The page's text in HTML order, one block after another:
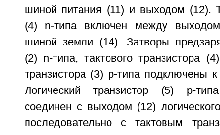
шиной питания (11) и выходом (12).
(4) n-типа включен между
шиной земли (14). Затворы
(2) n-типа, тактового транзистора
транзистора (3) р-типа подключены
Логический транзистор (5) р-
соединен с выходом (12)
последовательно с тактовым